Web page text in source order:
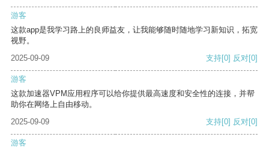
游客
这款app是我学习路上的良师益友，让我能够随时随地学习新知识，拓宽
视野。
2025-09-09
支持[0] 反对[0]
游客
这款加速器VPM应用程序可以给你提供最高速度和安全性的连接，并帮
助你在网络上自由移动。
2025-09-09
支持[0] 反对[0]
游客